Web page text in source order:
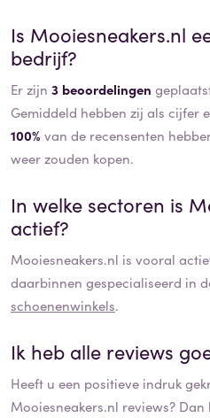
Is Mooiesneakers.nl
bedrijf?
Er zijn 3 beoordelingen
Gemiddeld hebben zij als cijfer
100% van de recensenten
weer zouden kopen.
In welke sectoren is
actief?
Mooiesneakers.nl is vooral
daarbinnen gespecialiseerd in
schoenenwinkels.
Ik heb alle reviews
Heeft u een positieve indruk
Mooiesneakers.nl reviews?